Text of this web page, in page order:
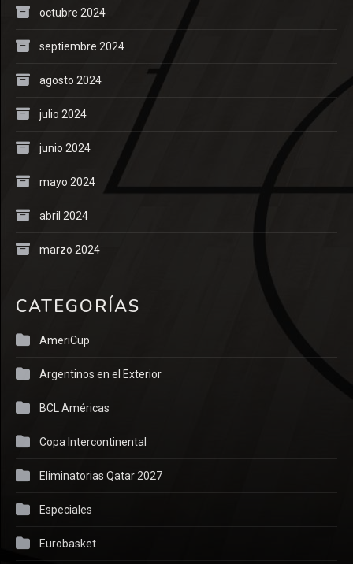
octubre 2024
septiembre 2024
agosto 2024
julio 2024
junio 2024
mayo 2024
abril 2024
marzo 2024
CATEGORÍAS
AmeriCup
Argentinos en el Exterior
BCL Américas
Copa Intercontinental
Eliminatorias Qatar 2027
Especiales
Eurobasket